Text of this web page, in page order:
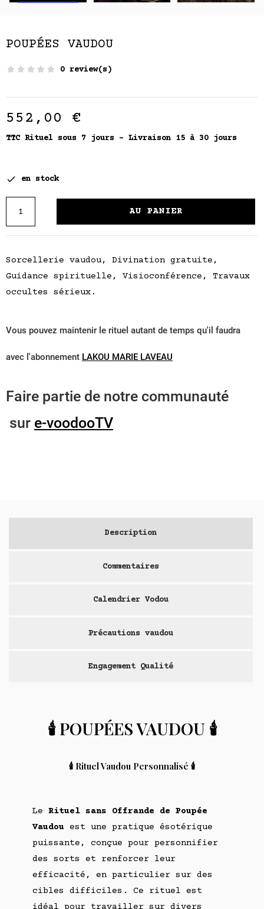
POUPÉES VAUDOU
0 review(s)
552,00 €
TTC Rituel sous 7 jours - Livraison 15 à 30 jours
 en stock
AU PANIER
Sorcellerie vaudou, Divination gratuite,
Guidance spirituelle, Visioconférence, Travaux
occultes sérieux.
Vous pouvez maintenir le rituel autant de temps qu'il faudra
avec l'abonnement LAKOU MARIE LAVEAU
Faire partie de notre communauté
sur e-voodooTV
Description
Commentaires
Calendrier Vodou
Précautions vaudou
Engagement Qualité
🕯️ POUPÉES VAUDOU 🕯️
🕯️ Rituel Vaudou Personnalisé 🕯️
Le Rituel sans Offrande de Poupée
Vaudou est une pratique ésotérique
puissante, conçue pour personnifier
des sorts et renforcer leur
efficacité, en particulier sur des
cibles difficiles. Ce rituel est